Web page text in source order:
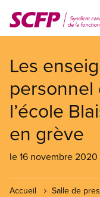
au
contenu
Les
l’école
en grève
le 16 novembre 2020
Accueil Salle de